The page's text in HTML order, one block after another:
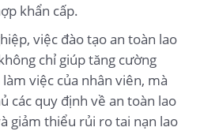
khẩn cấp.
việc đào tạo an toàn lao
chỉ giúp tăng cường
việc của nhân viên, mà
các quy định về an toàn lao
giảm thiểu rủi ro tai nạn lao